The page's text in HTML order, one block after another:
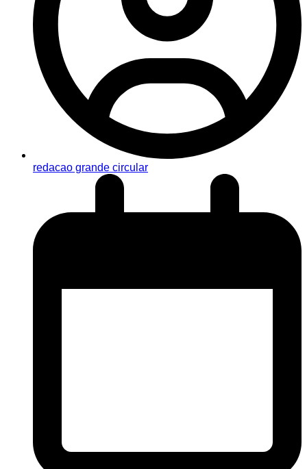
redacao grande circular